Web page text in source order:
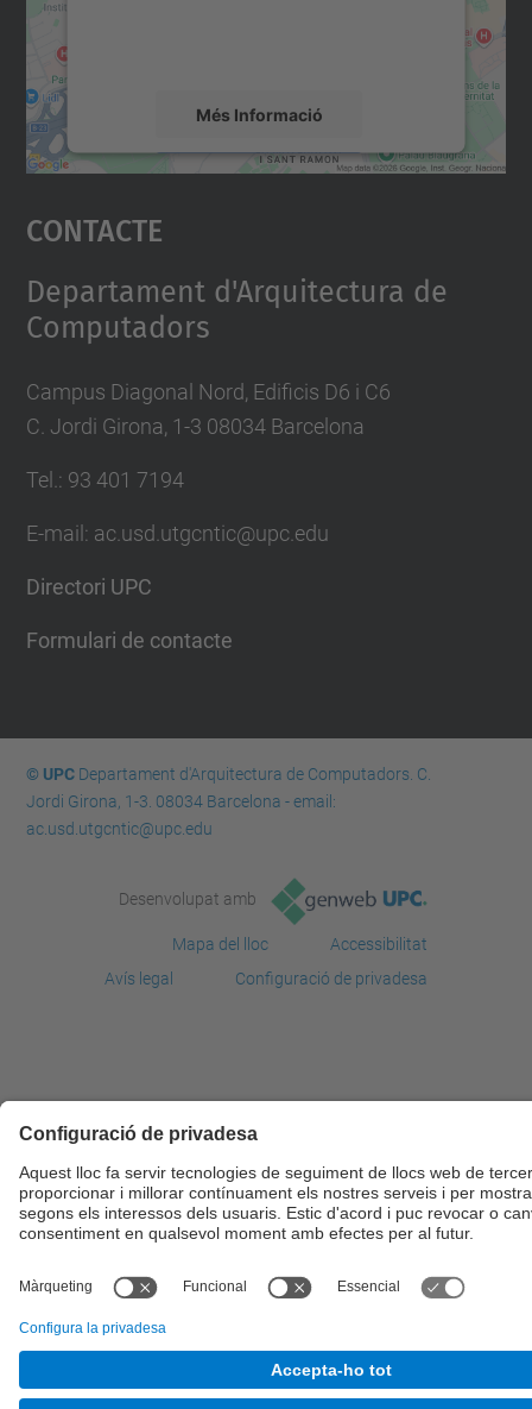
Més Informació
Accepta
powered by
Contacte
Departament d'Arquitectura de
Computadors
Campus Diagonal Nord, Edificis D6 i C6
C. Jordi Girona, 1-3 08034 Barcelona
Tel.: 93 401 7194
E-mail: ac.usd.utgcntic@upc.edu
Directori UPC
Formulari de contacte
© UPCDepartament d'Arquitectura de Computadors. C.
Jordi Girona, 1-3. 08034 Barcelona - email:
ac.usd.utgcntic@upc.edu
Desenvolupat amb
Mapa del lloc
Accessibilitat
Avís legal
Configuració de privadesa